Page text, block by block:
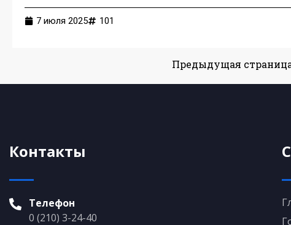
7 июля 2025 101
Предыдущая
Контакты
Телефон
0 (210) 3-24-40